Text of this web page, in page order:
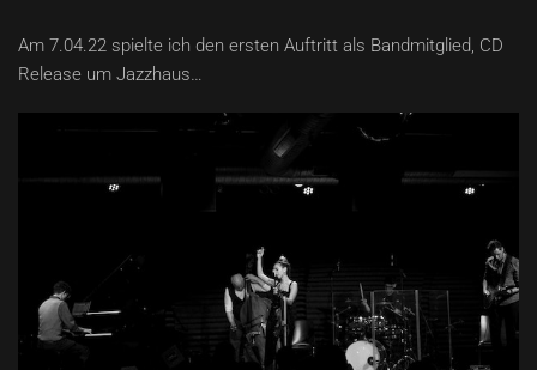
Am 7.04.22 spielte ich den ersten Auftritt als Bandmitglied, CD
Release um Jazzhaus…